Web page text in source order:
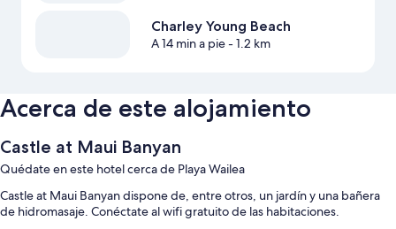
Charley Young Beach
A 14 min a pie- 1.2 km
Acerca de este alojamiento
Castle at Maui Banyan
Quédate en este hotel cerca de Playa Wailea
Castle at Maui Banyan dispone de, entre otros, un jardín y una bañera
de hidromasaje. Conéctate al wifi gratuito de las habitaciones.